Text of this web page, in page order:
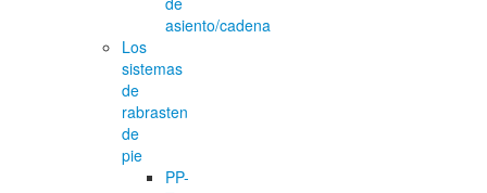
asiento/cadena
Los
sistemas
de
rabrasten
de
pie
PP-